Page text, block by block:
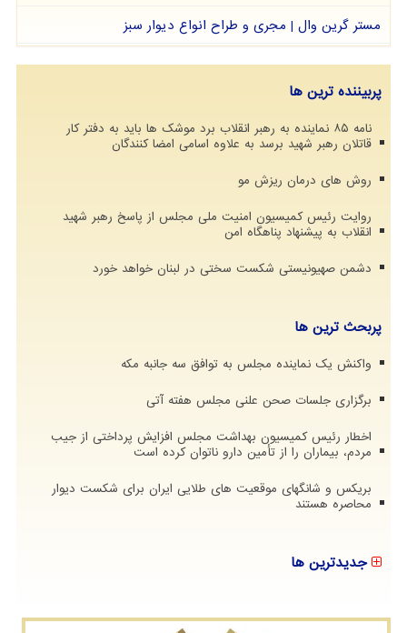
مستر گرین وال | مجری و طراح انواع دیوار سبز
پربیننده ترین ها
نامه ۸۵ نماینده به رهبر انقلاب برد موشک ها باید به دفتر کار
قاتلان رهبر شهید برسد به علاوه اسامی امضا کنندگان
روش های درمان ریزش مو
روایت رئیس کمیسیون امنیت ملی مجلس از پاسخ رهبر شهید
انقلاب به پیشنهاد پناهگاه امن
دشمن صهیونیستی شکست سختی در لبنان خواهد خورد
پربحث ترین ها
واکنش یک نماینده مجلس به توافق سه جانبه مکه
برگزاری جلسات صحن علنی مجلس هفته آتی
اخطار رئیس کمیسیون بهداشت مجلس افزایش پرداختی از جیب
مردم، بیماران را از تأمین دارو ناتوان کرده است
بریکس و شانگهای موقعیت های طلایی ایران برای شکست دیوار
محاصره هستند
جدیدترین ها